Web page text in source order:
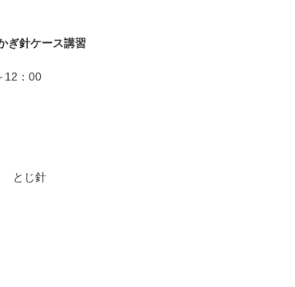
ぎ針ケース講習
：00
とじ針